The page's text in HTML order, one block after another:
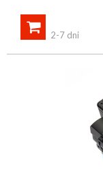

2-7 dni